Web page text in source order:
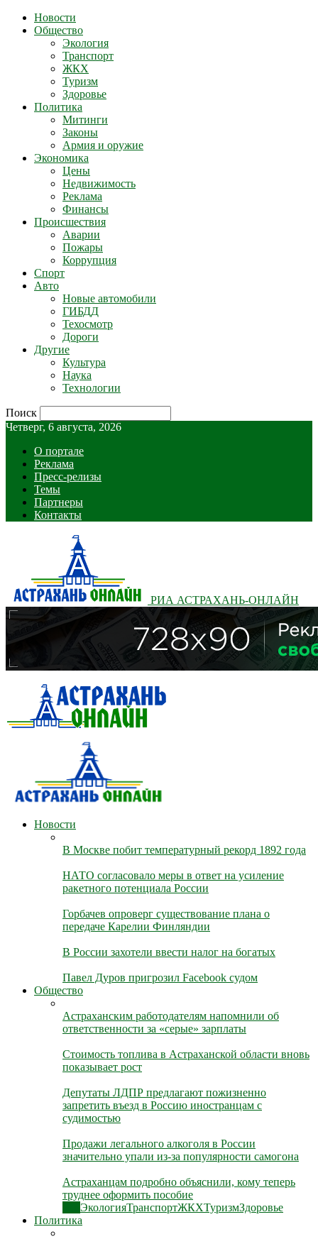
Новости
Общество
Экология
Транспорт
ЖКХ
Туризм
Здоровье
Политика
Митинги
Законы
Армия и оружие
Экономика
Цены
Недвижимость
Реклама
Финансы
Происшествия
Аварии
Пожары
Коррупция
Спорт
Авто
Новые автомобили
ГИБДД
Техосмотр
Дороги
Другие
Культура
Наука
Технологии
Поиск
Четверг, 6 августа, 2026
О портале
Реклама
Пресс-релизы
Темы
Партнеры
Контакты
РИА АСТРАХАНЬ-ОНЛАЙН
Новости
В Москве побит температурный рекорд 1892 года
НАТО согласовало меры в ответ на усиление
ракетного потенциала России
Горбачев опроверг существование плана о
передаче Карелии Финляндии
В России захотели ввести налог на богатых
Павел Дуров пригрозил Facebook судом
Общество
Астраханским работодателям напомнили об
ответственности за «серые» зарплаты
Стоимость топлива в Астраханской области вновь
показывает рост
Депутаты ЛДПР предлагают пожизненно
запретить въезд в Россию иностранцам с
судимостью
Продажи легального алкоголя в России
значительно упали из-за популярности самогона
Астраханцам подробно объяснили, кому теперь
труднее оформить пособие
ЭкологияТранспортЖКХТуризмЗдоровье
Политика